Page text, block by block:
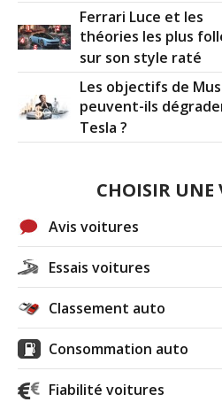
Ferrari Luce et les
théories les plus
sur son style raté
Les objectifs de
peuvent-ils
Tesla ?
CHOISIR UNE
Avis voitures
Essais voitures
Classement auto
Consommation auto
Fiabilité voitures